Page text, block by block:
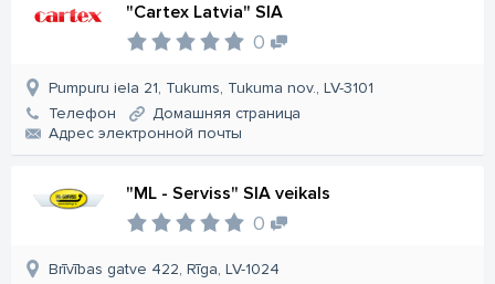
"Cartex Latvia" SIA
0
Pumpuru iela 21, Tukums, Tukuma nov., LV-3101
Телефон
Домашняя страница
Aдрес электронной почты
"ML - Serviss" SIA veikals
0
Brīvības gatve 422, Rīga, LV-1024